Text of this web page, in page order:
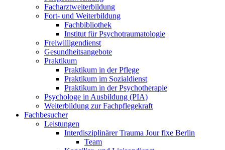
Facharztweiterbildung
Fort- und Weiterbildung
Fachbibliothek
Institut für Psychotraumatologie
Freiwilligendienst
Gesundheitsangebote
Praktikum
Praktikum in der Pflege
Praktikum im Sozialdienst
Praktikum in der Psychotherapie
Psychologe in Ausbildung (PIA)
Weiterbildung zur Fachpflegekraft
Fachbesucher
Leistungen
Interdisziplinärer Trauma Jour fixe Berlin
Team